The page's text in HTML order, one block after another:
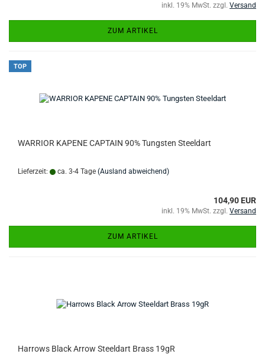
inkl. 19% MwSt. zzgl. Versand
ZUM ARTIKEL
TOP
WARRIOR KAPENE CAPTAIN 90% Tungsten Steeldart
Lieferzeit: ca. 3-4 Tage (Ausland abweichend)
104,90 EUR
inkl. 19% MwSt. zzgl. Versand
ZUM ARTIKEL
Harrows Black Arrow Steeldart Brass 19gR